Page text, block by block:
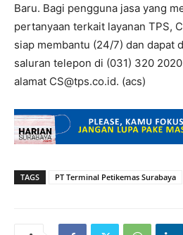
Baru. Bagi pengguna jasa yang
pertanyaan terkait layanan TPS,
siap membantu (24/7) dan dapat
saluran telepon di (031) 320
alamat CS@tps.co.id. (acs)
TAGS PT Terminal Petikemas Surabaya